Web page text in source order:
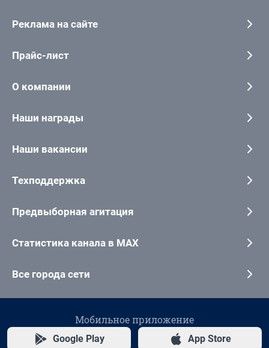
Реклама на сайте
Прайс-лист
О компании
Наши награды
Наши вакансии
Техподдержка
Предвыборная агитация
Статистика канала в MAX
Все города сети
Мобильное приложение
Google Play App Store